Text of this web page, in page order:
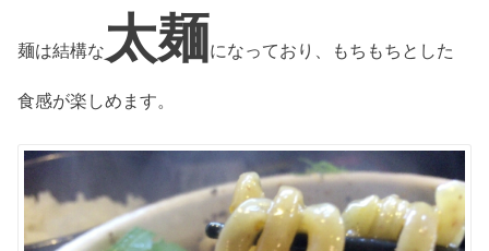
麺は結構な 太麺になっており、もちもちとした
食感が楽しめます。